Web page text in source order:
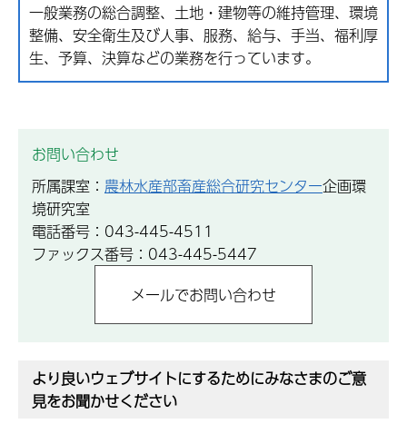
一般業務の総合調整、土地・建物等の維持管理、環境
整備、安全衛生及び人事、服務、給与、手当、福利厚
生、予算、決算などの業務を行っています。
お問い合わせ
所属課室： 農林水産部畜産総合研究センター企画環
境研究室
電話番号：043-445-4511
ファックス番号：043-445-5447
より良いウェブサイトにするためにみなさまのご意
見をお聞かせください